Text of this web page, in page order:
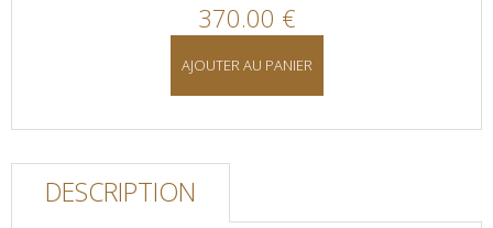
370.00 €
AJOUTER AU PANIER
DESCRIPTION